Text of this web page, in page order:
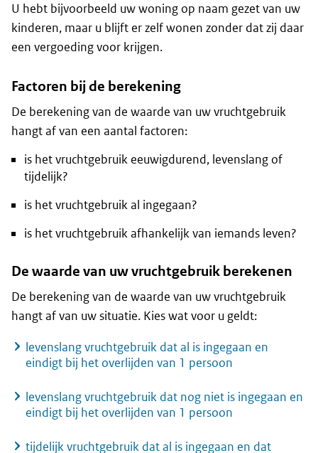
U hebt bijvoorbeeld uw woning op naam gezet van uw
kinderen, maar u blijft er zelf wonen zonder dat zij daar
een vergoeding voor krijgen.
Factoren bij de berekening
De berekening van de waarde van uw vruchtgebruik
hangt af van een aantal factoren:
is het vruchtgebruik eeuwigdurend, levenslang of
tijdelijk?
is het vruchtgebruik al ingegaan?
is het vruchtgebruik afhankelijk van iemands leven?
De waarde van uw vruchtgebruik berekenen
De berekening van de waarde van uw vruchtgebruik
hangt af van uw situatie. Kies wat voor u geldt:
levenslang vruchtgebruik dat al is ingegaan en
eindigt bij het overlijden van 1 persoon
levenslang vruchtgebruik dat nog niet is ingegaan en
eindigt bij het overlijden van 1 persoon
tijdelijk vruchtgebruik dat al is ingegaan en dat